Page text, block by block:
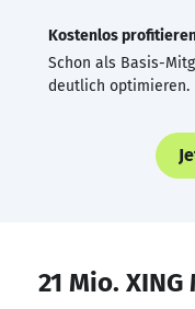
Kostenlos
Schon als Basis-
deutlich optimieren.
21 Mio.